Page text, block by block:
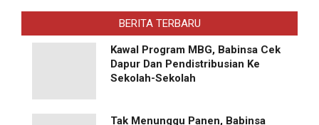
BERITA TERBARU
Kawal Program MBG, Babinsa Cek
Dapur Dan Pendistribusian Ke
Sekolah-Sekolah
Tak Menunggu Panen, Babinsa